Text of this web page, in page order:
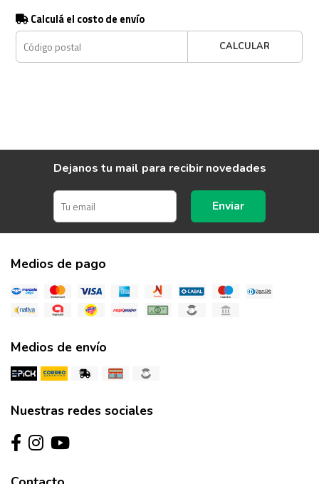
Calculá el costo de envío
CALCULAR
Dejanos tu mail para recibir novedades
Enviar
Medios de pago
Medios de envío
Nuestras redes sociales